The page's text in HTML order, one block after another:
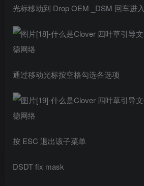
光标移动到 Drop OEM _DSM 回车进入
通过移动光标按空格勾选各选项
按 ESC 退出该子菜单
DSDT fix mask